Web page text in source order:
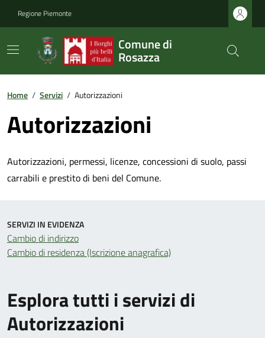
Regione Piemonte
Comune di
Rosazza
Home / Servizi / Autorizzazioni
Autorizzazioni
Autorizzazioni, permessi, licenze, concessioni di suolo, passi
carrabili e prestito di beni del Comune.
Esplora tutti i servizi di
Autorizzazioni
SERVIZI IN EVIDENZA
Cambio di indirizzo
Cambio di residenza (Iscrizione anagrafica)